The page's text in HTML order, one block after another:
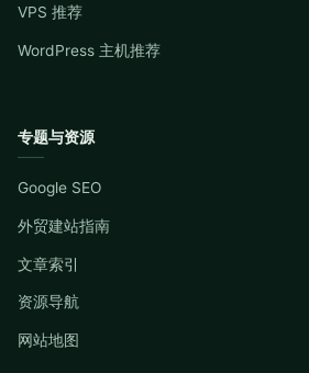
VPS 推荐
WordPress 主机推荐
专题与资源
Google SEO
外贸建站指南
文章索引
资源导航
网站地图